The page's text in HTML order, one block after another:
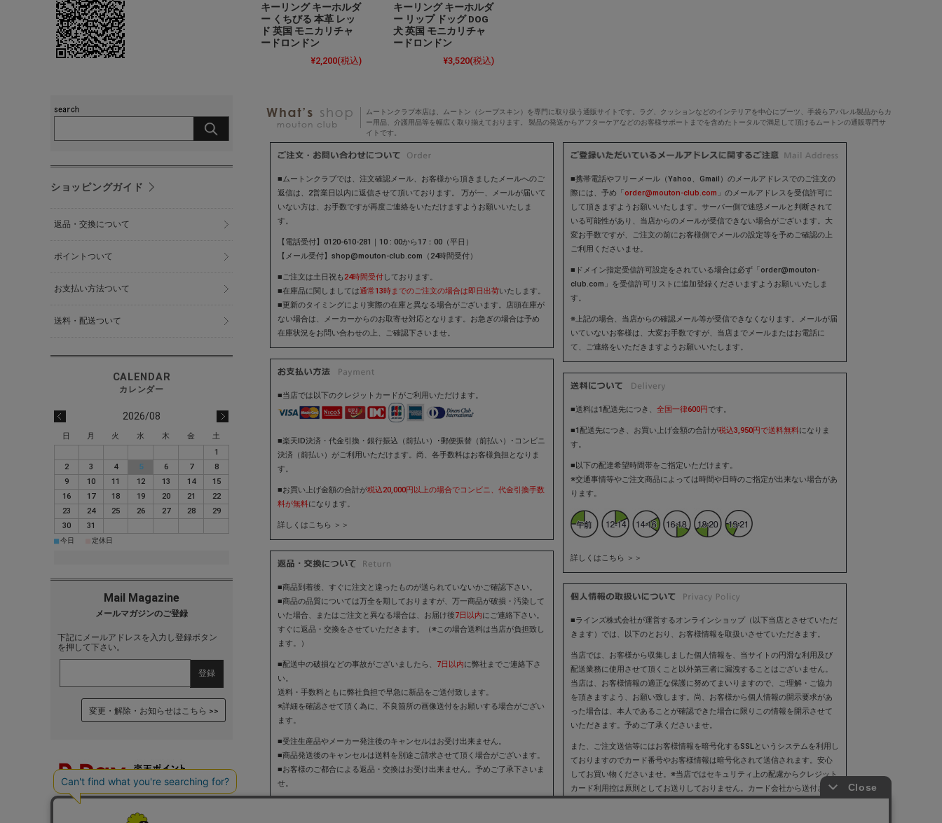
キーリング キーホルダ
ー くちびる 本革 レッ
ド 英国 モニカリチャ
ードロンドン
¥2,200(税込)
キーリング キーホルダ
ー リップ ドッグ DOG
犬 英国 モニカリチャ
ードロンドン
¥3,520(税込)
ムートンクラブ本店は、ムートン（シープスキン）を専門に取り扱う通販サイトです。ラグ、クッションなどのインテリアを中心にブーツ、手袋らアパレル製品からカ
ー用品、介護用品等を幅広く取り揃えております。 製品の発送からアフターケアなどのお客様サポートまでを含めたトータルで満足して頂けるムートンの通販専門サ
イトです。
■ムートンクラブでは、注文確認メール、お客様から頂きましたメールへのご
返信は、2営業日以内に返信させて頂いております。 万が一、メールが届いて
いない方は、お手数ですが再度ご連絡をいただけますようお願いいたしま
す。
【電話受付】0120-610-281｜10 : 00から17：00（平日）
【メール受付】shop@mouton-club.com（24時間受付）
■ご注文は土日祝も24時間受付しております。
■在庫品に関しましては通常13時までのご注文の場合は即日出荷いたします。
■更新のタイミングにより実際の在庫と異なる場合がございます。店頭在庫が
ない場合は、メーカーからのお取寄せ対応となります。お急ぎの場合は予め
在庫状況をお問い合わせの上、ご確認下さいませ。
■当店では以下のクレジットカードがご利用いただけます。
■楽天ID決済・代金引換・銀行振込（前払い）･郵便振替（前払い）･コンビニ
決済（前払い）がご利用いただけます。尚、各手数料はお客様負担となりま
す。
■お買い上げ金額の合計が税込20,000円以上の場合でコンビニ、代金引換手数
料が無料になります。
詳しくはこちら ＞＞
■商品到着後、すぐに注文と違ったものが送られていないかご確認下さい。
■商品の品質については万全を期しておりますが、万一商品が破損・汚染して
いた場合、またはご注文と異なる場合は、お届け後7日以内にご連絡下さい。
すぐに返品・交換をさせていただきます。（※この場合送料は当店が負担致し
ます。）
■配送中の破損などの事故がございましたら、 7日以内に弊社までご連絡下さ
い。
送料・手数料ともに弊社負担で早急に新品をご送付致します。
※詳細を確認させて頂く為に、不良箇所の画像送付をお願いする場合がござい
ます。
■受注生産品やメーカー発注後のキャンセルはお受け出来ません。
■商品発送後のキャンセルは送料を別途ご請求させて頂く場合がございます。
■お客様のご都合による返品・交換はお受け出来ません。予めご了承下さいま
せ。
■携帯電話やフリーメール（Yahoo、Gmail）のメールアドレスでのご注文の
際には、予め「order@mouton-club.com 」のメールアドレスを受信許可に
して頂きますようお願いいたします。サーバー側で迷惑メールと判断されて
いる可能性があり、当店からのメールが受信できない場合がございます。大
変お手数ですが、ご注文の前にお客様側でメールの設定等を予めご確認の上
ご利用くださいませ。
■ドメイン指定受信許可設定をされている場合は必ず「order@mouton-
club.com」を受信許可リストに追加登録くださいますようお願いいたしま
す。
※上記の場合、当店からの確認メール等が受信できなくなります。メールが届
いていないお客様は、大変お手数ですが、当店までメールまたはお電話に
て、ご連絡をいただきますようお願いいたします。
■送料は1配送先につき、 全国一律600円です。
■1配送先につき、お買い上げ金額の合計が税込3,950円で送料無料になりま
す。
■以下の配達希望時間帯をご指定いただけます。
※交通事情等やご注文商品によっては時間や日時のご指定が出来ない場合があ
ります。
詳しくはこちら ＞＞
■ラインズ株式会社が運営するオンラインショップ（以下当店とさせていただ
きます）では、以下のとおり、お客様情報を取扱いさせていただきます。
当店では、お客様から収集しました個人情報を、当サイトの円滑な利用及び
配送業務に使用させて頂くこと以外第三者に漏洩することはございません。
当店は、お客様情報の適正な保護に努めてまいりますので、ご理解・ご協力
を頂きますよう、お願い致します。尚、お客様から個人情報の開示要求があ
った場合は、本人であることが確認できた場合に限りこの情報を開示させて
いただきます。予めご了承くださいませ。
また、ご注文送信等にはお客様情報を暗号化するSSLというシステムを利用し
ておりますのでカード番号やお客様情報は暗号化されて送信されます。安心
してお買い物くださいませ。※当店ではセキュリティ上の配慮からクレジット
カード利用控は原則としてお送りしておりません。カード会社から送付され
ショッピングガイド
返品・交換について
ポイントついて
お支払い方法ついて
送料・配送ついて
2026/08
日 月 火 水 木 金
土
1
2
3 4 5 6 7
8
9
10 11 12 13 14
15
16
17 18 19 20 21
22
23
24 25 26 27 28
29
30
31
■今日 定休日
下記にメールアドレスを入力し登録ボタン
を押して下さい。
変更・解除・お知らせはこちら